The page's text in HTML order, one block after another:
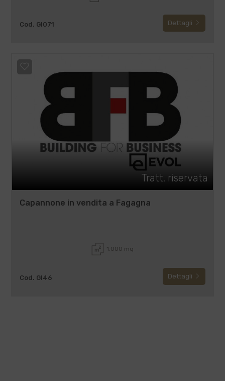
Cod. GI071 Dettagli
Tratt. riservata
Capannone in vendita a Fagagna
1.000 mq
Cod. GI46 Dettagli